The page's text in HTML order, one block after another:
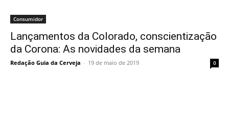
Consumidor
Lançamentos da Colorado, conscientização
da Corona: As novidades da semana
Redação Guia da Cerveja - 19 de maio de 2019 0